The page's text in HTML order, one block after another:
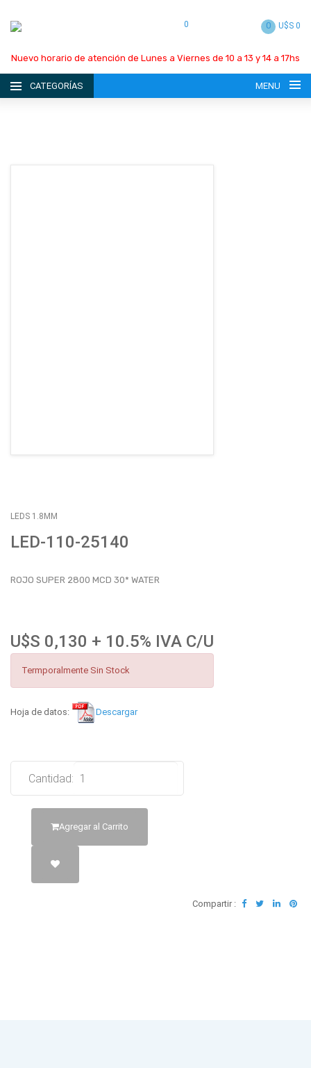
0 0 U$S 0
Nuevo horario de atención de Lunes a Viernes de 10 a 13 y 14 a 17hs
CATEGORÍAS MENU
LEDS 1.8MM
LED-110-25140
ROJO SUPER 2800 MCD 30* WATER
U$S 0,130 + 10.5% IVA C/U
Termporalmente Sin Stock
Hoja de datos: Descargar
Cantidad:
Agregar al Carrito
Compartir :